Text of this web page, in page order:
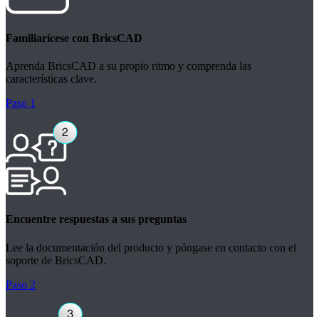
Familiarícese con BricsCAD
Aprenda BricsCAD a su propio ritmo y comprenda las
características clave.
Paso 1
Encuentre respuestas a sus preguntas
Lee la documentación del producto y póngase en contacto con el
soporte de BricsCAD.
Paso 2